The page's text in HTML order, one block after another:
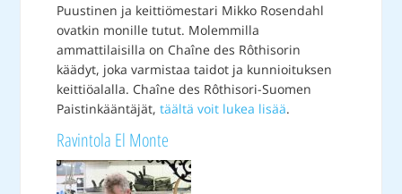
Puustinen ja keittiömestari Mikko Rosendahl
ovatkin monille tutut. Molemmilla
ammattilaisilla on Chaîne des Rôthisorin
käädyt, joka varmistaa taidot ja kunnioituksen
keittiöalalla. Chaîne des Rôthisori-Suomen
Paistinkääntäjät,täältä voit lukea lisää.
Ravintola El Monte